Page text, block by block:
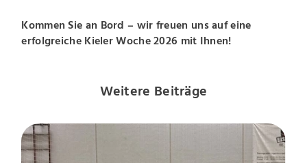
Kommen Sie an Bord – wir freuen uns auf eine
erfolgreiche Kieler Woche 2026 mit Ihnen!
Weitere Beiträge